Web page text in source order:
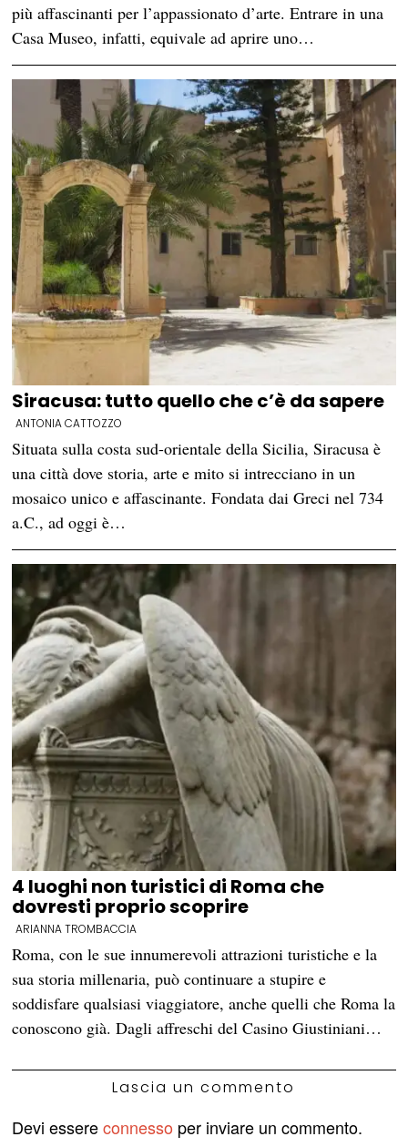
più affascinanti per l’appassionato d’arte. Entrare in una
Casa Museo, infatti, equivale ad aprire uno…
Siracusa: tutto quello che c’è da sapere
ANTONIA CATTOZZO
Situata sulla costa sud-orientale della Sicilia, Siracusa è
una città dove storia, arte e mito si intrecciano in un
mosaico unico e affascinante. Fondata dai Greci nel 734
a.C., ad oggi è…
4 luoghi non turistici di Roma che
dovresti proprio scoprire
ARIANNA TROMBACCIA
Roma, con le sue innumerevoli attrazioni turistiche e la
sua storia millenaria, può continuare a stupire e
soddisfare qualsiasi viaggiatore, anche quelli che Roma la
conoscono già. Dagli affreschi del Casino Giustiniani…
Lascia un commento
Devi essereconnesso per inviare un commento.